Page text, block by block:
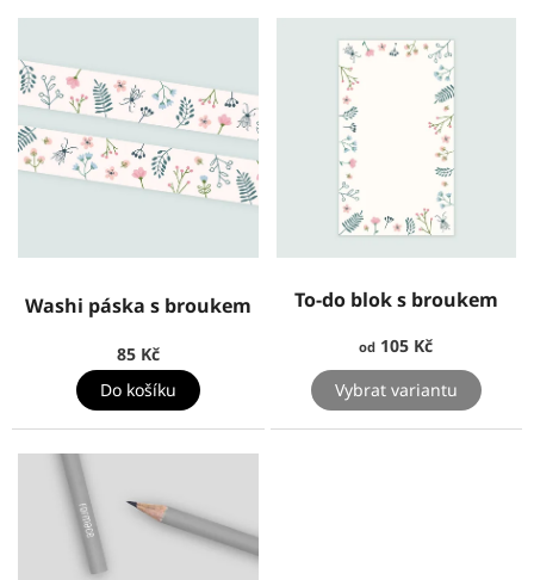
Washi páska s broukem
85 Kč
Do košíku
To-do blok s broukem
od 105 Kč
Vybrat variantu